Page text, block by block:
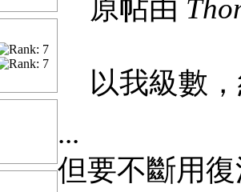
原帖由
以我級數
...
但要不斷用